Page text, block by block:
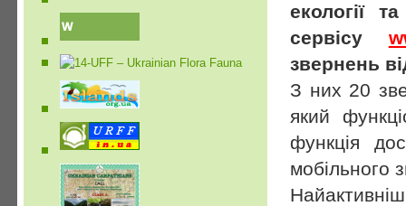
екології
сервісу
звернень
З них 20
який
функція
мобільного